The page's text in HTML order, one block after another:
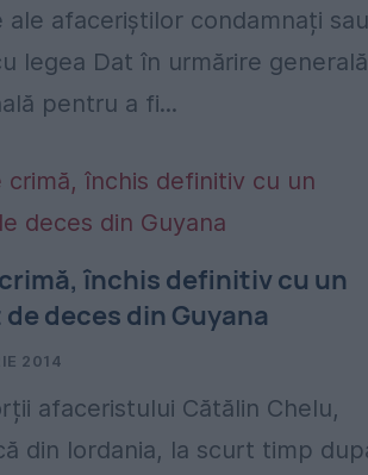
ale afaceriștilor condamnați sau
legea Dat în urmărire generală
pentru a fi...
închis definitiv cu un
deces din Guyana
2014
afaceristului Cătălin Chelu,
din Iordania, la scurt timp